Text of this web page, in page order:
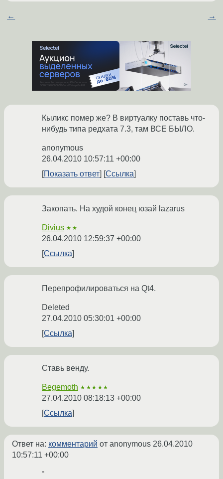
← →
Кыликс помер же? В виртуалку поставь что-
нибудь типа редхата 7.3, там ВСЕ БЫЛО.
anonymous
26.04.2010 10:57:11 +00:00
Показать ответ
Ссылка
Закопать. На худой конец юзай lazarus
Divius ★★
26.04.2010 12:59:37 +00:00
Ссылка
Перепрофилироваться на Qt4.
Deleted
27.04.2010 05:30:01 +00:00
Ссылка
Ставь венду.
Begemoth ★★★★★
27.04.2010 08:18:13 +00:00
Ссылка
Ответ на: комментарий от anonymous 26.04.2010
10:57:11 +00:00
-